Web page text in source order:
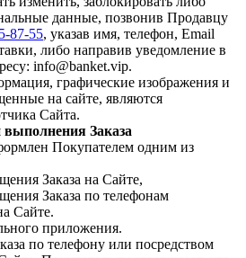
данные, позвонив Продавцу
87-55, указав имя, телефон, Email
либо направив уведомление в
info@banket.vip.
графические изображения и
на сайте, являются
Сайта.
Заказа
Покупателем одним из
Заказа на Сайте,
Заказа по телефонам
Сайте.
приложения.
по телефону или посредством